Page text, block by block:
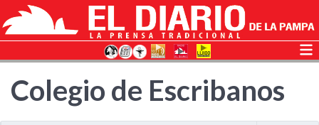
Colegio de Escribanos